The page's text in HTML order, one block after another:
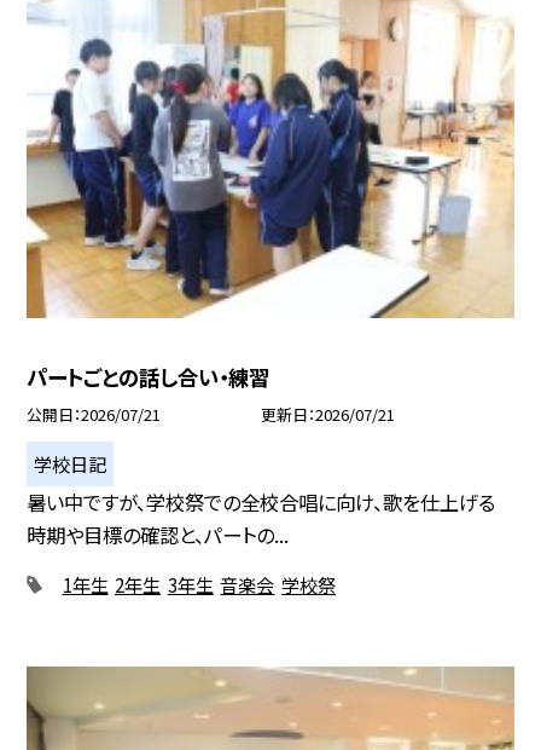
パートごとの話し合い・練習
公開日 2026/07/21 更新日 2026/07/21
学校日記
暑い中ですが、学校祭での全校合唱に向け、歌を仕上げる
時期や目標の確認と、パートの...
1年生 2年生 3年生 音楽会 学校祭